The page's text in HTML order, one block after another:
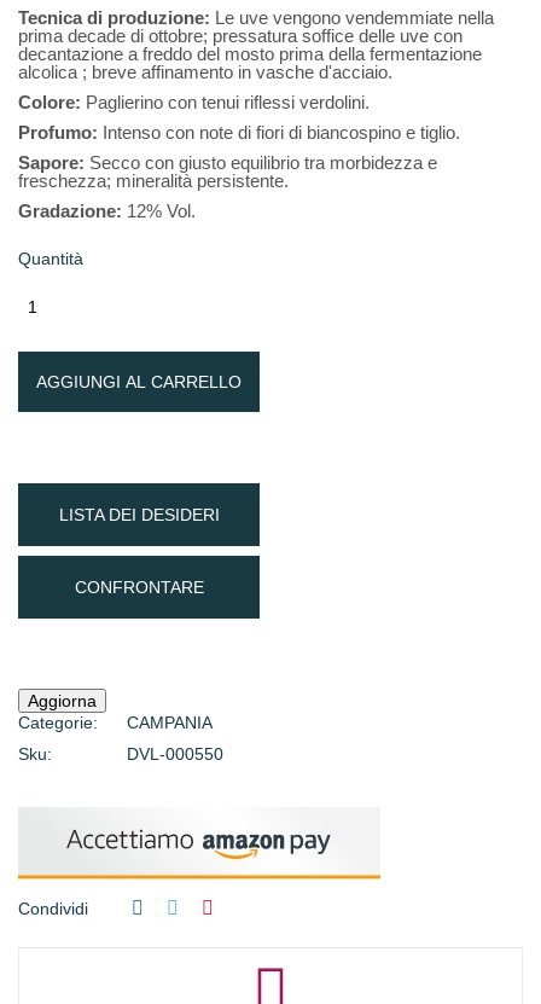
Tecnica di produzione: Le uve vengono vendemmiate nella
prima decade di ottobre; pressatura soffice delle uve con
decantazione a freddo del mosto prima della fermentazione
alcolica ; breve affinamento in vasche d'acciaio.
Colore: Paglierino con tenui riflessi verdolini.
Profumo: Intenso con note di fiori di biancospino e tiglio.
Sapore: Secco con giusto equilibrio tra morbidezza e
freschezza; mineralità persistente.
Gradazione: 12% Vol.
Quantità
AGGIUNGI AL CARRELLO
LISTA DEI DESIDERI
CONFRONTARE
Categorie:
CAMPANIA
Sku:
DVL-000550
Condividi